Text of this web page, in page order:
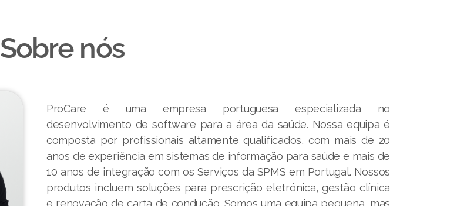
Sobre nós
ProCare é uma empresa portuguesa especializada no
desenvolvimento de software para a área da saúde. Nossa equipa é
composta por profissionais altamente qualificados, com mais de 20
anos de experiência em sistemas de informação para saúde e mais de
10 anos de integração com os Serviços da SPMS em Portugal. Nossos
produtos incluem soluções para prescrição eletrónica, gestão clínica
e renovação de carta de condução. Somos uma equipa pequena, mas